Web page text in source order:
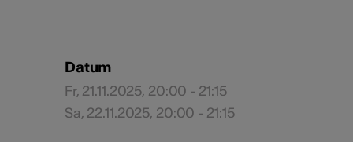
Datum
Fr, 21.11.2025, 20:00 - 21:15
Sa, 22.11.2025, 20:00 - 21:15